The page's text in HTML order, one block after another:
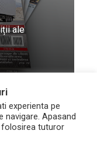
ale
by
byNeo
Technologies
experienta pe
navigare. Apasand
folosirea tuturor